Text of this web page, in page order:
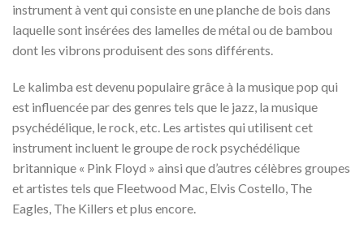
instrument à vent qui consiste en une planche de bois dans
laquelle sont insérées des lamelles de métal ou de bambou
dont les vibrons produisent des sons différents.
Le kalimba est devenu populaire grâce à la musique pop qui
est influencée par des genres tels que le jazz, la musique
psychédélique, le rock, etc. Les artistes qui utilisent cet
instrument incluent le groupe de rock psychédélique
britannique « Pink Floyd » ainsi que d’autres célèbres groupes
et artistes tels que Fleetwood Mac, Elvis Costello, The
Eagles, The Killers et plus encore.